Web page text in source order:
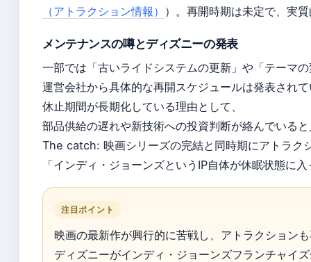
（アトラクション情報） ）。再開時期は未定で、実
メンテナンスの噂とディズニーの発表
一部では「古いライドシステムの更新」や「テーマ
運営会社から具体的な再開スケジュールは発表され
休止期間が長期化している理由として、
部品供給の遅れや新技術への投資判断が絡んでいる
The catch: 映画シリーズの完結と同時期にアトラク
「インディ・ジョーンズというIP自体が休眠状態に
注目ポイント
映画の最新作が興行的に苦戦し、アトラクション
ディズニーがインディ・ジョーンズフランチャイ